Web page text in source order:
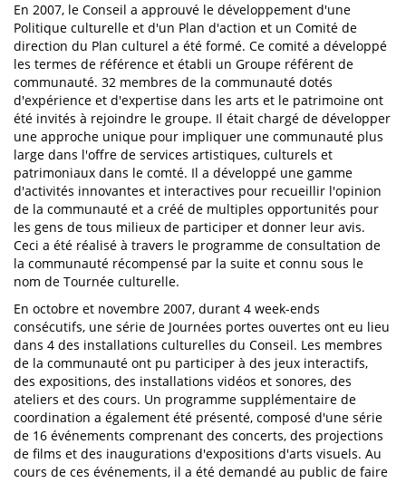
En 2007, le Conseil a approuvé le développement d'une
Politique culturelle et d'un Plan d'action et un Comité de
direction du Plan culturel a été formé. Ce comité a développé
les termes de référence et établi un Groupe référent de
communauté. 32 membres de la communauté dotés
d'expérience et d'expertise dans les arts et le patrimoine ont
été invités à rejoindre le groupe. Il était chargé de développer
une approche unique pour impliquer une communauté plus
large dans l'offre de services artistiques, culturels et
patrimoniaux dans le comté. Il a développé une gamme
d'activités innovantes et interactives pour recueillir l'opinion
de la communauté et a créé de multiples opportunités pour
les gens de tous milieux de participer et donner leur avis.
Ceci a été réalisé à travers le programme de consultation de
la communauté récompensé par la suite et connu sous le
nom de Tournée culturelle.
En octobre et novembre 2007, durant 4 week-ends
consécutifs, une série de Journées portes ouvertes ont eu lieu
dans 4 des installations culturelles du Conseil. Les membres
de la communauté ont pu participer à des jeux interactifs,
des expositions, des installations vidéos et sonores, des
ateliers et des cours. Un programme supplémentaire de
coordination a également été présenté, composé d'une série
de 16 événements comprenant des concerts, des projections
de films et des inaugurations d'expositions d'arts visuels. Au
cours de ces événements, il a été demandé au public de faire